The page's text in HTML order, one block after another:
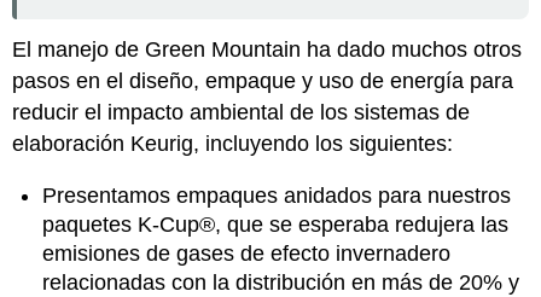
El manejo de Green Mountain ha dado muchos otros
pasos en el diseño, empaque y uso de energía para
reducir el impacto ambiental de los sistemas de
elaboración Keurig, incluyendo los siguientes:
Presentamos empaques anidados para nuestros
paquetes K-Cup®, que se esperaba redujera las
emisiones de gases de efecto invernadero
relacionadas con la distribución en más de 20% y